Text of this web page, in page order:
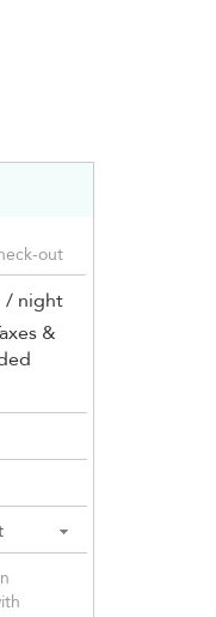
/ night
&